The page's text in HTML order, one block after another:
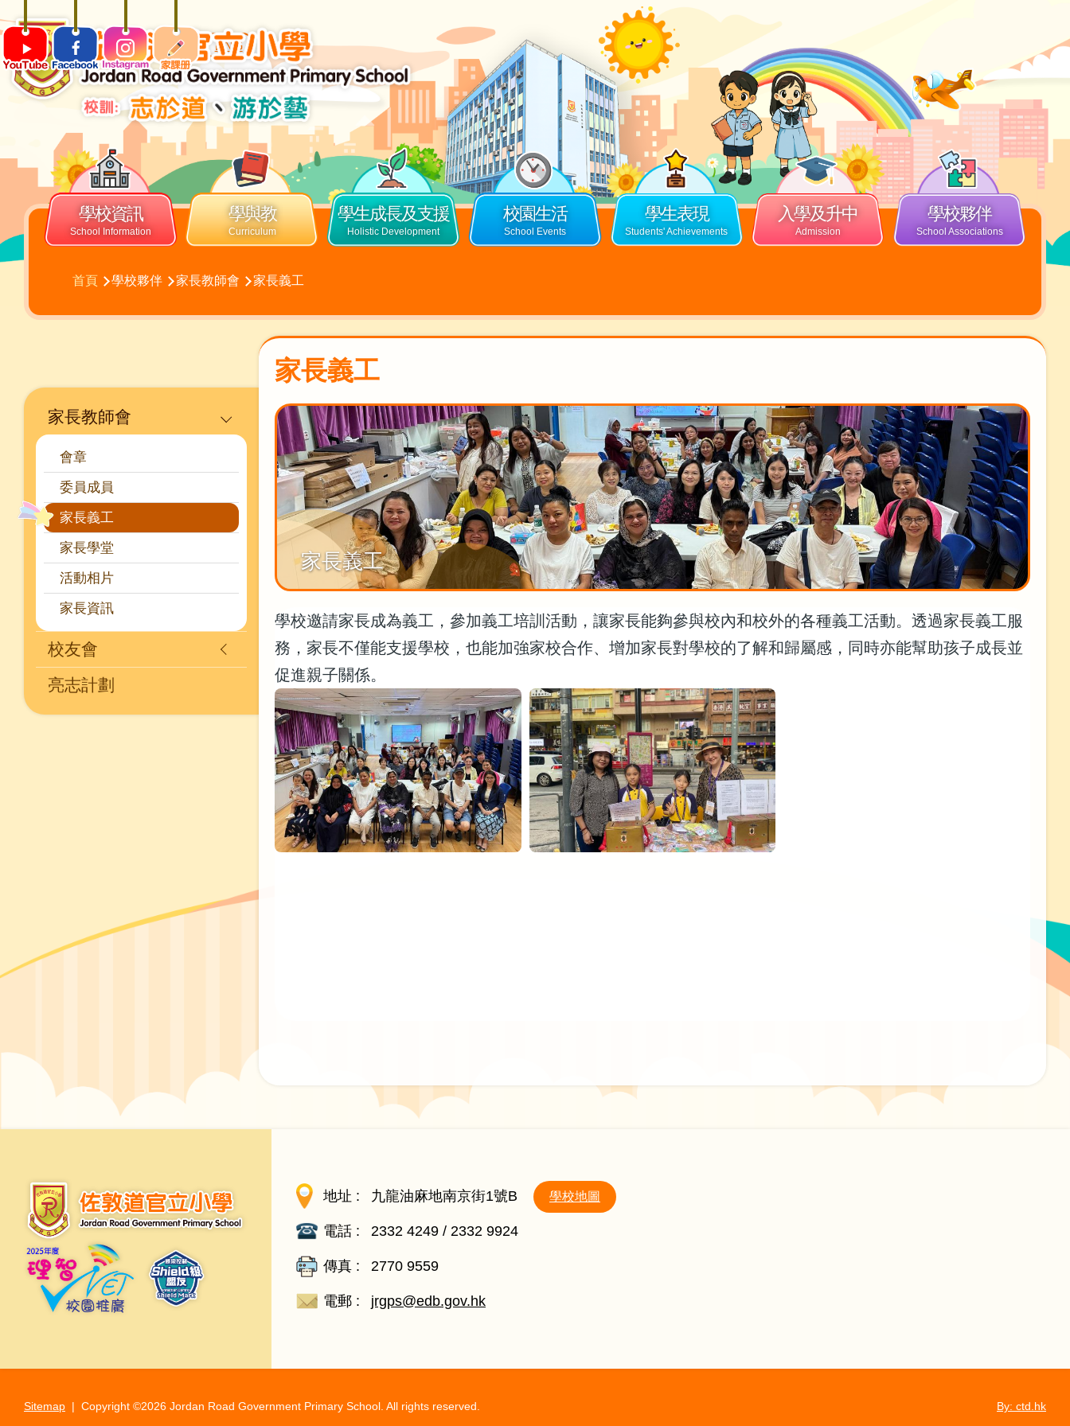
ENG
Main
navigation
學校資訊 學與教 學生成長及支援 校園生活 學生表現 入學及升中 學校夥伴
航
連
首頁 學校夥伴 家長教師會 家長義工
家長義工
家長義工
學校邀請家長成為義工，參加義工培訓活動，讓家長能夠參與校內和校外的各種義工活動。透過家長義工服
務，家長不僅能支援學校，也能加強家校合作、增加家長對學校的了解和歸屬感，同時亦能幫助孩子成長並
促進親子關係。
Main
navigation
家長教師會
會章
委員成員
家長義工
家長學堂
活動相片
家長資訊
校友會
亮志計劃
地址 : 九龍油麻地南京街1號B 學校地圖
電話 : 2332 4249 / 2332 9924
傳真 : 2770 9559
電郵 : jrgps@edb.gov.hk
Sitemap | Copyright ©2026 Jordan Road Government Primary School. All rights reserved. By: ctd.hk